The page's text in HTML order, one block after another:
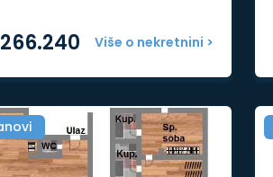
Više o nekretnini >
266.240